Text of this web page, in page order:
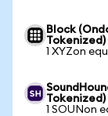
Block
Tokenized)
1 XYZon
Tokenized)
1 SOUNon